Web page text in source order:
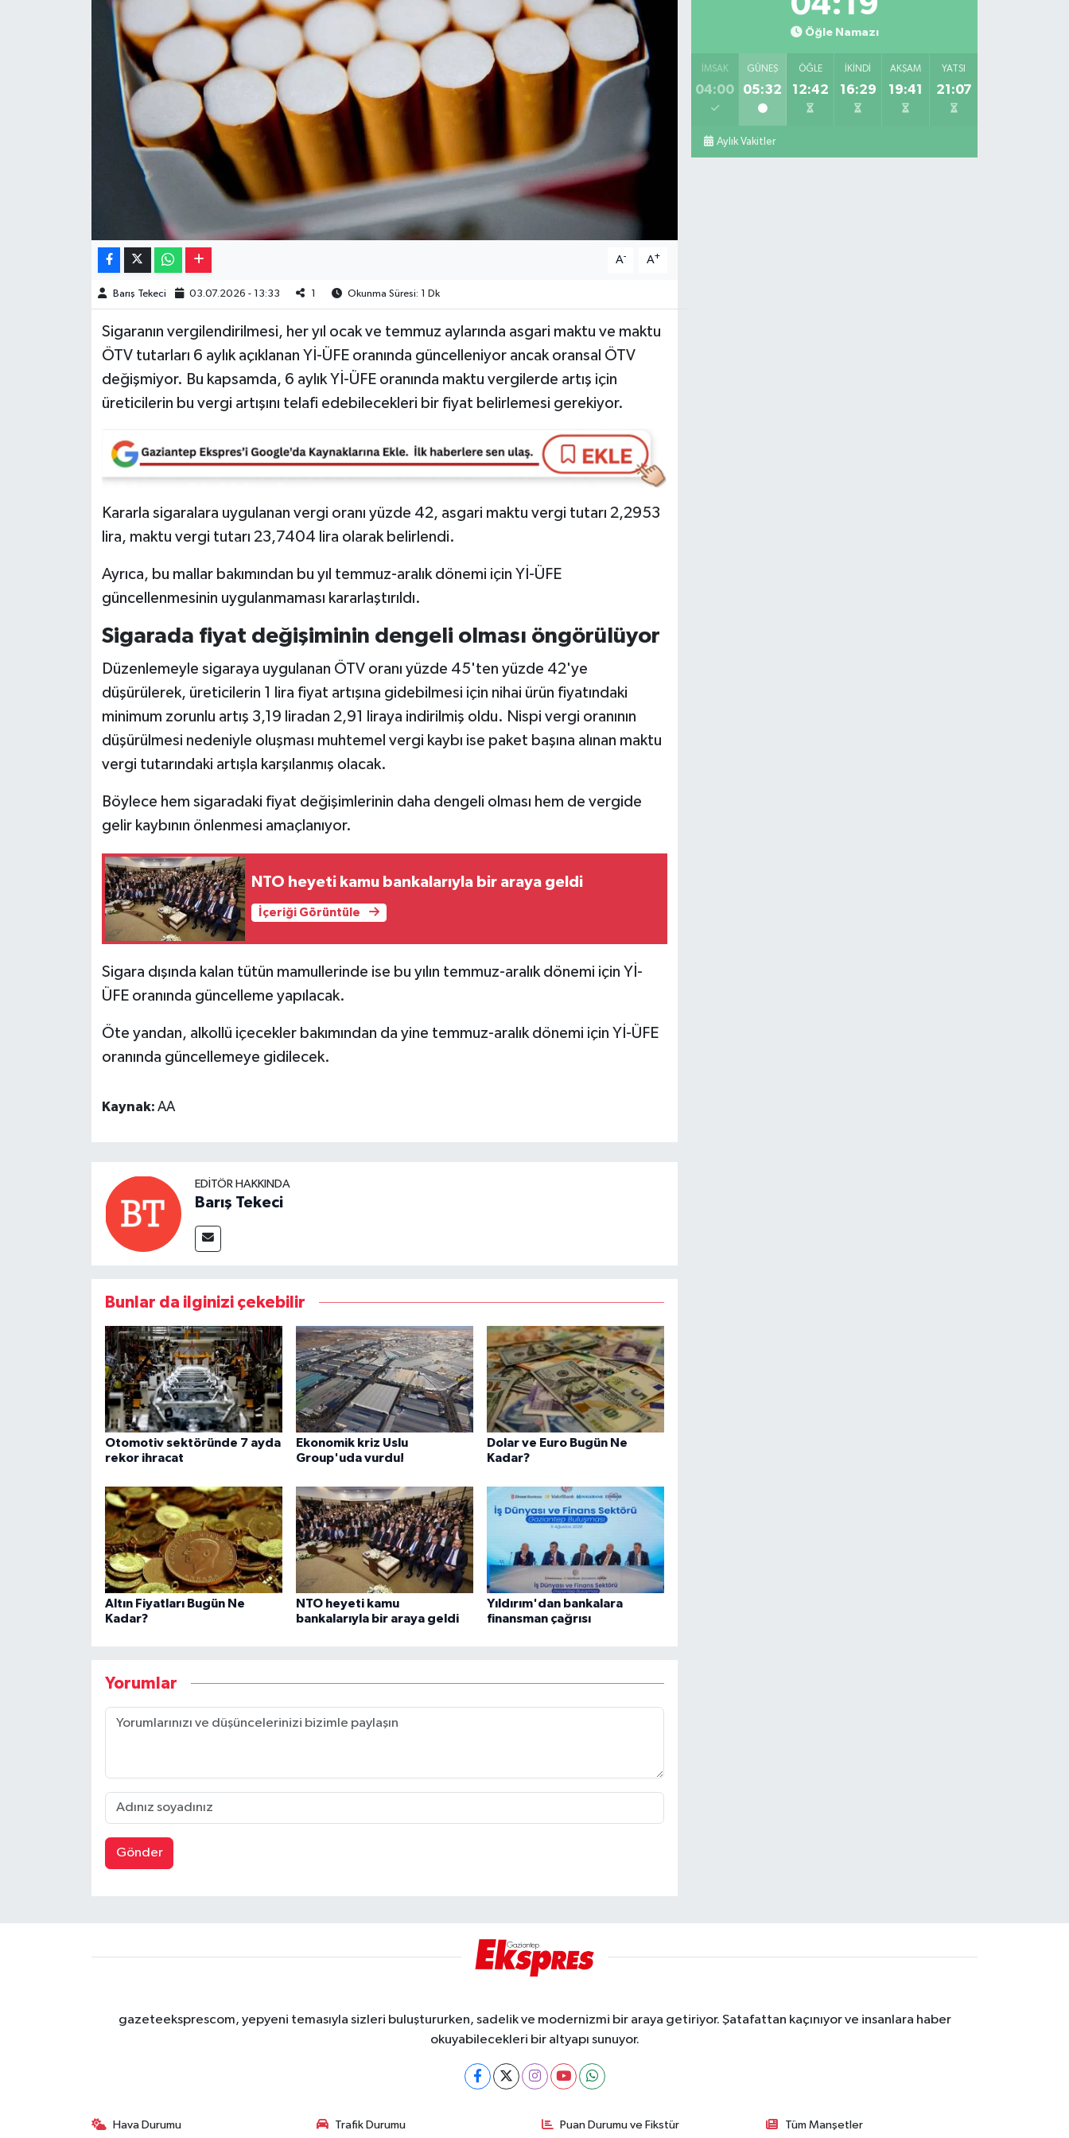
A- A+
Barış Tekeci 03.07.2026 - 13:33 Okunma Süresi: 1 Dk
Sigaranın vergilendirilmesi, her yıl ocak ve temmuz aylarında asgari maktu ve maktu
ÖTV tutarları 6 aylık açıklanan Yİ-ÜFE oranında güncelleniyor ancak oransal ÖTV
değişmiyor. Bu kapsamda, 6 aylık Yİ-ÜFE oranında maktu vergilerde artış için
üreticilerin bu vergi artışını telafi edebilecekleri bir fiyat belirlemesi gerekiyor.
Kararla sigaralara uygulanan vergi oranı yüzde 42, asgari maktu vergi tutarı 2,2953
lira, maktu vergi tutarı 23,7404 lira olarak belirlendi.
Ayrıca, bu mallar bakımından bu yıl temmuz-aralık dönemi için Yİ-ÜFE
güncellenmesinin uygulanmaması kararlaştırıldı.
Sigarada fiyat değişiminin dengeli olması öngörülüyor
Düzenlemeyle sigaraya uygulanan ÖTV oranı yüzde 45'ten yüzde 42'ye
düşürülerek, üreticilerin 1 lira fiyat artışına gidebilmesi için nihai ürün fiyatındaki
minimum zorunlu artış 3,19 liradan 2,91 liraya indirilmiş oldu. Nispi vergi oranının
düşürülmesi nedeniyle oluşması muhtemel vergi kaybı ise paket başına alınan maktu
vergi tutarındaki artışla karşılanmış olacak.
Böylece hem sigaradaki fiyat değişimlerinin daha dengeli olması hem de vergide
gelir kaybının önlenmesi amaçlanıyor.
NTO heyeti kamu bankalarıyla bir araya geldi
İçeriği Görüntüle
Sigara dışında kalan tütün mamullerinde ise bu yılın temmuz-aralık dönemi için Yİ-
ÜFE oranında güncelleme yapılacak.
Öte yandan, alkollü içecekler bakımından da yine temmuz-aralık dönemi için Yİ-ÜFE
oranında güncellemeye gidilecek.
Kaynak: AA
EDITÖR HAKKINDA
Barış Tekeci
Bunlar da ilginizi çekebilir
Otomotiv sektöründe 7 ayda
rekor ihracat
Ekonomik kriz Uslu
Group'uda vurdu!
Dolar ve Euro Bugün Ne
Kadar?
Altın Fiyatları Bugün Ne
Kadar?
NTO heyeti kamu
bankalarıyla bir araya geldi
Yıldırım'dan bankalara
finansman çağrısı
Yorumlar
Gönder
Öğle Namazı
İMSAK
04:00
GÜNEŞ
05:32
ÖĞLE
12:42
İKINDI
16:29
AKŞAM
19:41
YATSI
21:07
Aylık Vakitler
gazeteeksprescom, yepyeni temasıyla sizleri buluştururken, sadelik ve modernizmi bir araya getiriyor. Şatafattan kaçınıyor ve insanlara haber
okuyabilecekleri bir altyapı sunuyor.
Hava Durumu Trafik Durumu Puan Durumu ve Fikstür Tüm Manşetler
Resmi İlanlar
Teknoloji
Yeme-İçme